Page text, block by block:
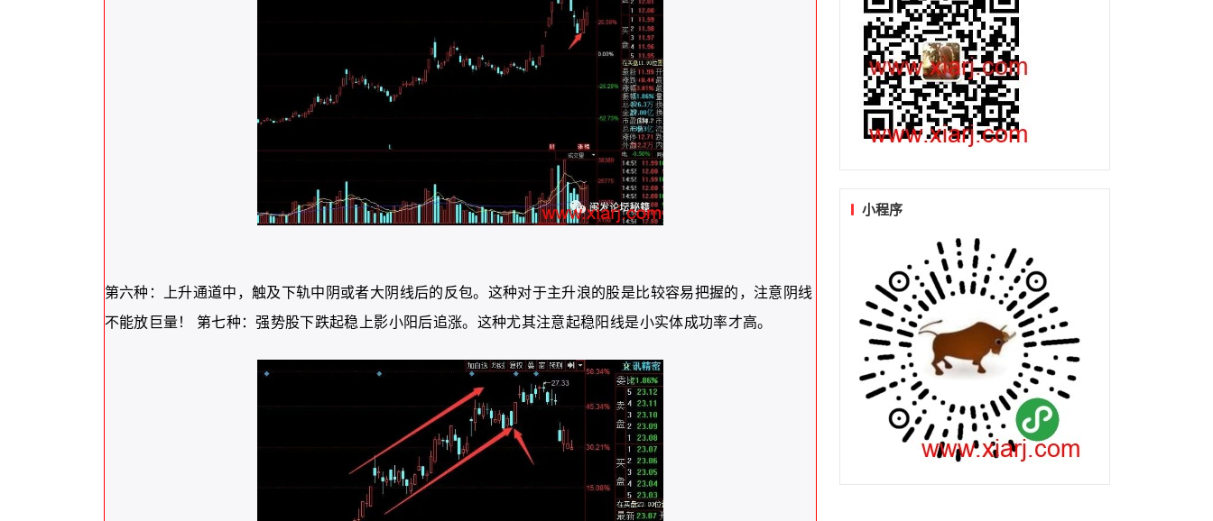
第六种：上升通道中，触及下轨中阴或者大阴线后的反包。这种对于主升浪的股是比较容易把握的，注意阴线
不能放巨量！ 第七种：强势股下跌起稳上影小阳后追涨。这种尤其注意起稳阳线是小实体成功率才高。
小程序